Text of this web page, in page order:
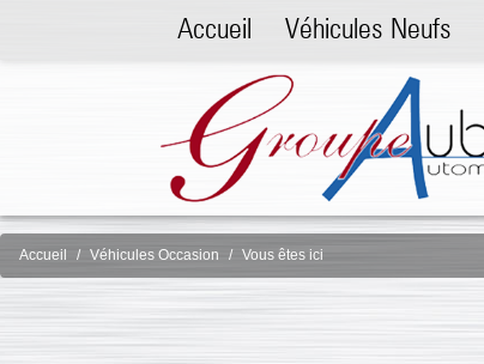
Accueil Véhicules Neufs
Accueil Véhicules Occasion Vous êtes ici